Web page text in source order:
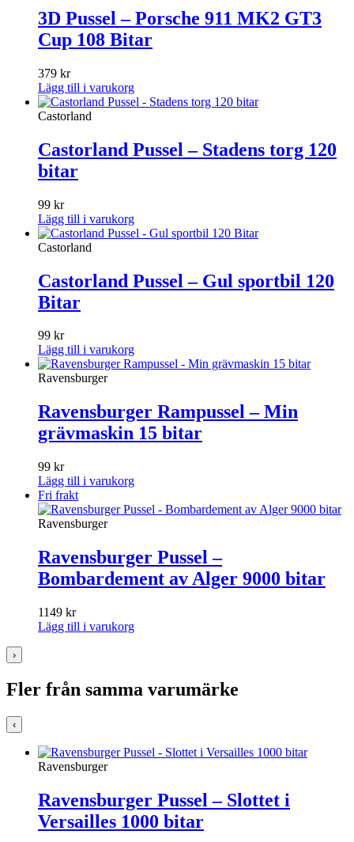
3D Pussel – Porsche 911 MK2 GT3
Cup 108 Bitar
379 kr
Lägg till i varukorg
Castorland
Castorland Pussel – Stadens torg 120
bitar
99 kr
Lägg till i varukorg
Castorland
Castorland Pussel – Gul sportbil 120
Bitar
99 kr
Lägg till i varukorg
Ravensburger
Ravensburger Rampussel – Min
grävmaskin 15 bitar
99 kr
Lägg till i varukorg
Fri frakt
Ravensburger
Ravensburger Pussel –
Bombardement av Alger 9000 bitar
1149 kr
Lägg till i varukorg
›
Fler från samma varumärke
‹
Ravensburger
Ravensburger Pussel – Slottet i
Versailles 1000 bitar